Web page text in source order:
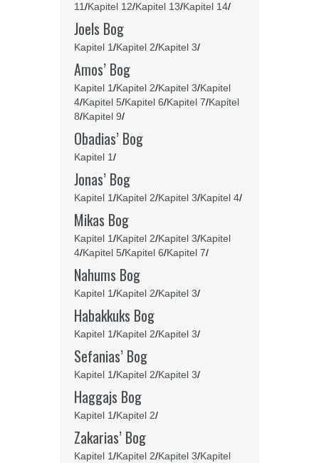
11/Kapitel 12/Kapitel 13/Kapitel 14/
Joels Bog
Kapitel 1/Kapitel 2/Kapitel 3/
Amos’ Bog
Kapitel 1/Kapitel 2/Kapitel 3/Kapitel
4/Kapitel 5/Kapitel 6/Kapitel 7/Kapitel
8/Kapitel 9/
Obadias’ Bog
Kapitel 1/
Jonas’ Bog
Kapitel 1/Kapitel 2/Kapitel 3/Kapitel 4/
Mikas Bog
Kapitel 1/Kapitel 2/Kapitel 3/Kapitel
4/Kapitel 5/Kapitel 6/Kapitel 7/
Nahums Bog
Kapitel 1/Kapitel 2/Kapitel 3/
Habakkuks Bog
Kapitel 1/Kapitel 2/Kapitel 3/
Sefanias’ Bog
Kapitel 1/Kapitel 2/Kapitel 3/
Haggajs Bog
Kapitel 1/Kapitel 2/
Zakarias’ Bog
Kapitel 1/Kapitel 2/Kapitel 3/Kapitel